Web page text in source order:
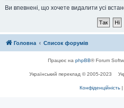
Ви впевнені, що хочете видалити усі
Головна Список форумів
Працює на phpBB® Forum
Український переклад © 2005-2023
Конфіденційність |